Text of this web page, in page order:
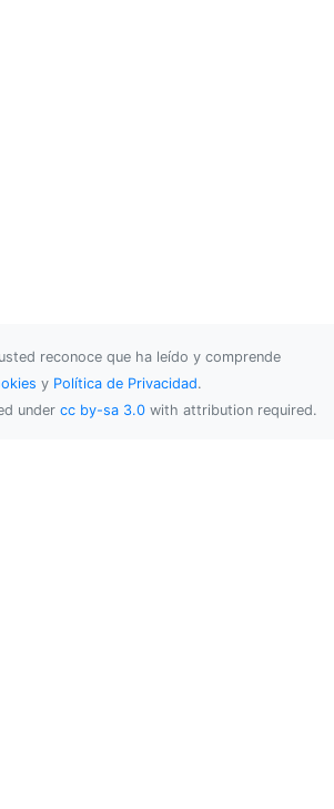
reconoce que ha leído y comprende
y Política de Privacidad.
under cc by-sa 3.0 with attribution required.